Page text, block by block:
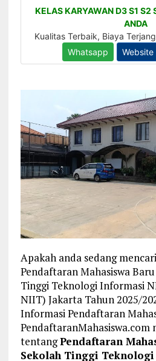
Apakah anda sedang
Pendaftaran Mahasiswa
Tinggi Teknologi Informasi
NIIT) Jakarta Tahun 2025/
Informasi Pendaftaran
PendaftaranMahasiswa.com
tentangPendaftaran
Sekolah Tinggi